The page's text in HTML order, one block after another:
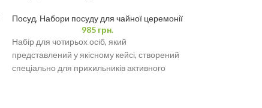
Посуд, Набори посуду для чайної церемонії
985грн.
Набір для чотирьох осіб, який
представлений у якісному кейсі, створений
спеціально для прихильників активного